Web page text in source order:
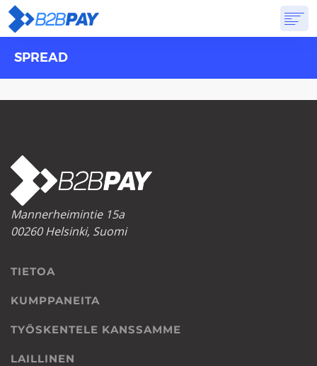
TIETOARATKAISUT
SPREAD
Mannerheimintie 15a
00260 Helsinki, Suomi
TIETOA
KUMPPANEITA
TYÖSKENTELE KANSSAMME
LAILLINEN